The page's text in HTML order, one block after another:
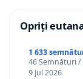
Opriți
1 633
46 Semnături /
9 Jul 2026